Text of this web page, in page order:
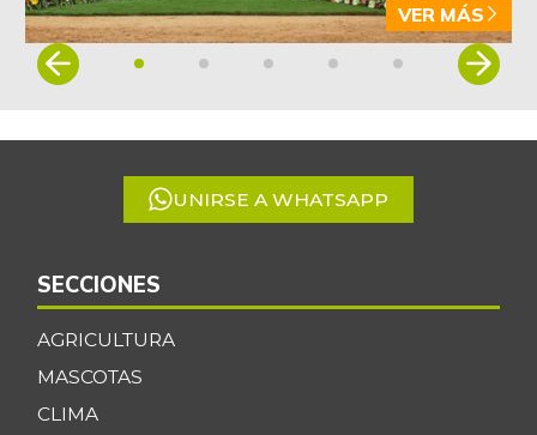
VER MÁS
Item
5
UNIRSE A WHATSAPP
SECCIONES
AGRICULTURA
MASCOTAS
CLIMA